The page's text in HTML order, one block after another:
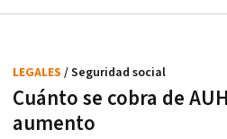
Cuánto se cobra de
aumento
LEGALES / Seguridad social